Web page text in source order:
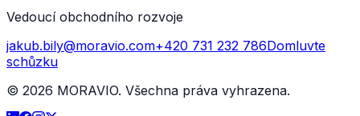
Vedoucí obchodního rozvoje
jakub.bily@moravio.com+420 731 232 786Domluvte
schůzku
© 2026 MORAVIO. Všechna práva vyhrazena.